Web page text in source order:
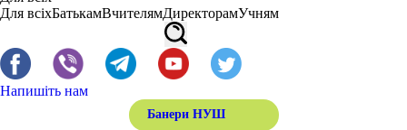
Для всіхБатькамВчителямДиректорамУчням
Напишіть нам
Банери НУШ